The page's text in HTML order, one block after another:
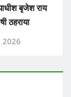
बृजेश राय
ठहराया
2026